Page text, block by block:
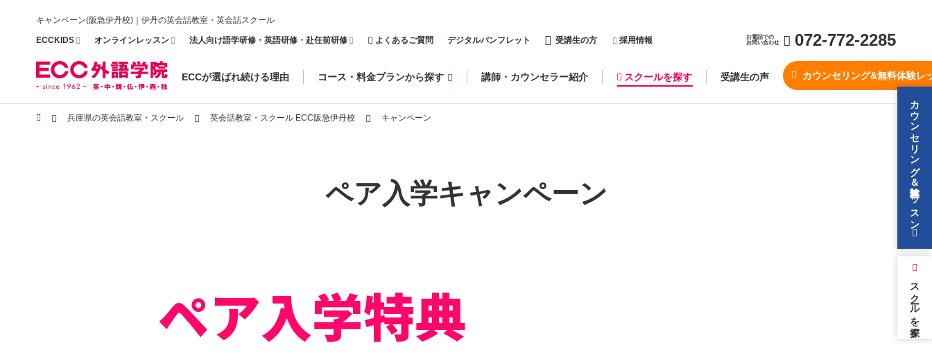
キャンペーン(阪急伊丹校)｜伊丹の英会話教室・英会話スクール
ECCKIDS オンラインレッスン 法人向け語学研修・英語研修・赴任前研修 よくあるご質問 デジタルパンフレット 受講生の方 採用情報
お電話での
お問い合わせ
072-772-2285
ECCが選ばれ続ける理由 コース・料金プランから探す 講師・カウンセラー紹介 スクールを探す 受講生の声 カウンセリング&無料体験レ
カウンセリング＆無料体験レッスン
スクールを探す
兵庫県の英会話教室・スクール 英会話教室・スクール ECC阪急伊丹校 キャンペーン
ペア入学キャンペーン
ペア入学特典